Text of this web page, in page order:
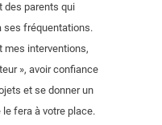
des parents qui
ses fréquentations.
mes interventions,
», avoir confiance
et se donner un
fera à votre place.